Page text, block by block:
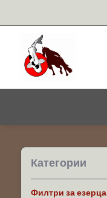
Категории
Филтри за езерца